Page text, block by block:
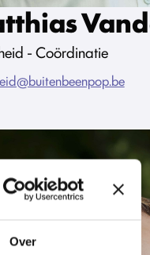
Over
- Coördinatie